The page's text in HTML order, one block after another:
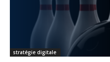
stratégie digitale